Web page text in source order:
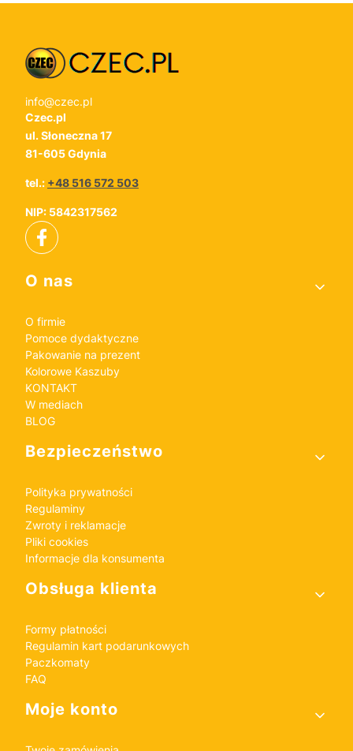
info@czec.pl
Czec.pl
ul. Słoneczna 17
81-605 Gdynia
tel.: +48 516 572 503
NIP: 5842317562
Linki w stopce
O nas
O firmie
Pomoce dydaktyczne
Pakowanie na prezent
Kolorowe Kaszuby
KONTAKT
W mediach
BLOG
Bezpieczeństwo
Polityka prywatności
Regulaminy
Zwroty i reklamacje
Pliki cookies
Informacje dla konsumenta
Obsługa klienta
Formy płatności
Regulamin kart podarunkowych
Paczkomaty
FAQ
Moje konto